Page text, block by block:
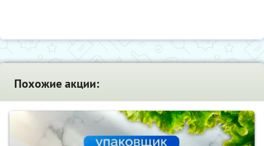
Похожие акции: